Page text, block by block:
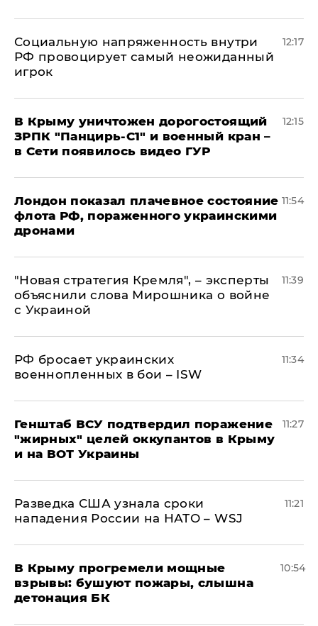
Социальную напряженность внутри
РФ провоцирует самый неожиданный
игрок
12:17
В Крыму уничтожен дорогостоящий
ЗРПК "Панцирь-С1" и военный кран –
в Сети появилось видео ГУР
12:15
Лондон показал плачевное состояние
флота РФ, пораженного украинскими
дронами
11:54
"Новая стратегия Кремля", – эксперты
объяснили слова Мирошника о войне
с Украиной
11:39
РФ бросает украинских
военнопленных в бои – ISW
11:34
Генштаб ВСУ подтвердил поражение
"жирных" целей оккупантов в Крыму
и на ВОТ Украины
11:27
Разведка США узнала сроки
нападения России на НАТО – WSJ
11:21
В Крыму прогремели мощные
взрывы: бушуют пожары, слышна
детонация БК
10:54